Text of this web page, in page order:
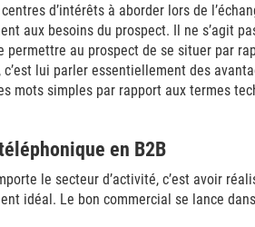
d’intérêts à aborder lors de
aux besoins du prospect. Il ne s’agit
permettre au prospect de se situer par
lui parler essentiellement des
mots simples par rapport aux termes
en B2B
le secteur d’activité, c’est avoir
idéal. Le bon commercial se lance